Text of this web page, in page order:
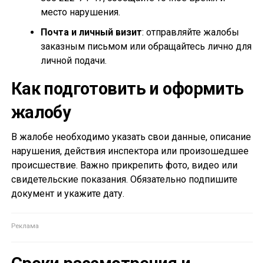
место нарушения.
Почта и личный визит: отправляйте жалобы
заказным письмом или обращайтесь лично для
личной подачи.
Как подготовить и оформить
жалобу
В жалобе необходимо указать свои данные, описание
нарушения, действия инспектора или произошедшее
происшествие. Важно прикрепить фото, видео или
свидетельские показания. Обязательно подпишите
документ и укажите дату.